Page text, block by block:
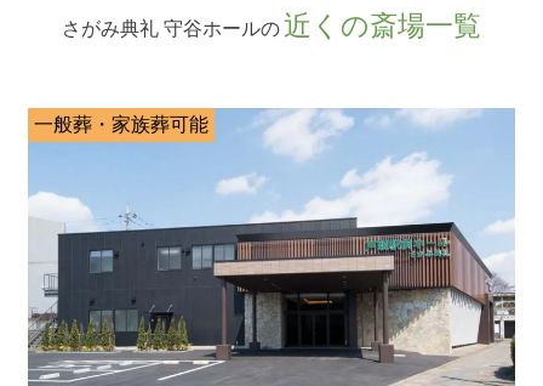
さがみ典礼 守谷ホールの 近くの斎場一覧
一般葬・家族葬可能